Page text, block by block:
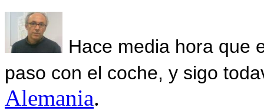
Hace media hora que
paso con el coche, y sigo
Alemania.